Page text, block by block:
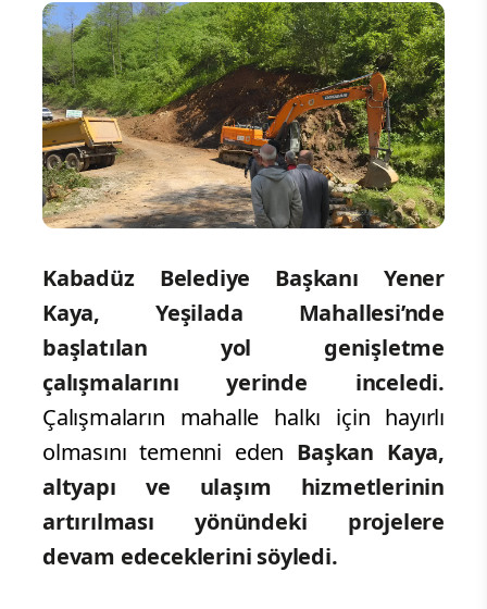
Kabadüz Belediye Başkanı Yener
Kaya, Yeşilada Mahallesi’nde
başlatılan yol genişletme
çalışmalarını yerinde inceledi.
Çalışmaların mahalle halkı için hayırlı
olmasını temenni eden Başkan Kaya,
altyapı ve ulaşım hizmetlerinin
artırılması yönündeki projelere
devam edeceklerini söyledi.